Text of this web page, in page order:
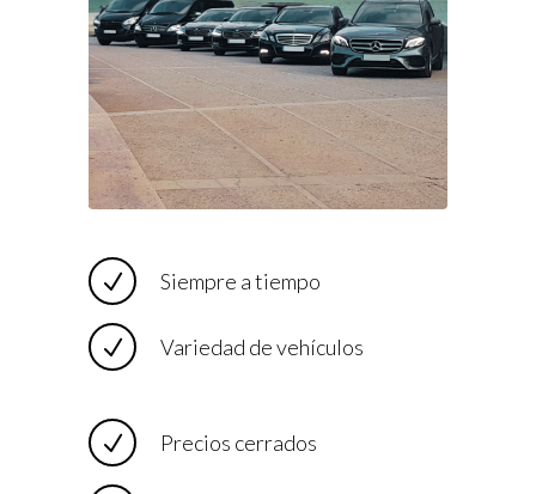
Siempre a tiempo
Variedad de vehículos
Precios cerrados